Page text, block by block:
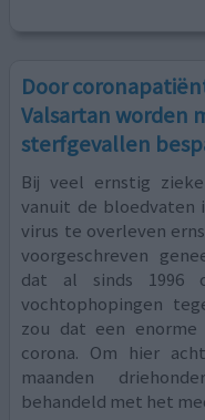
Door
Valsartan worden
sterfgevallen
Bij veel ernstig
vanuit de bloedvaten
virus te overleven
voorgeschreven
dat al sinds
vochtophopingen
zou dat een
corona. Om hier
maanden
behandeld met het